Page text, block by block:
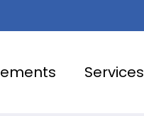
Services